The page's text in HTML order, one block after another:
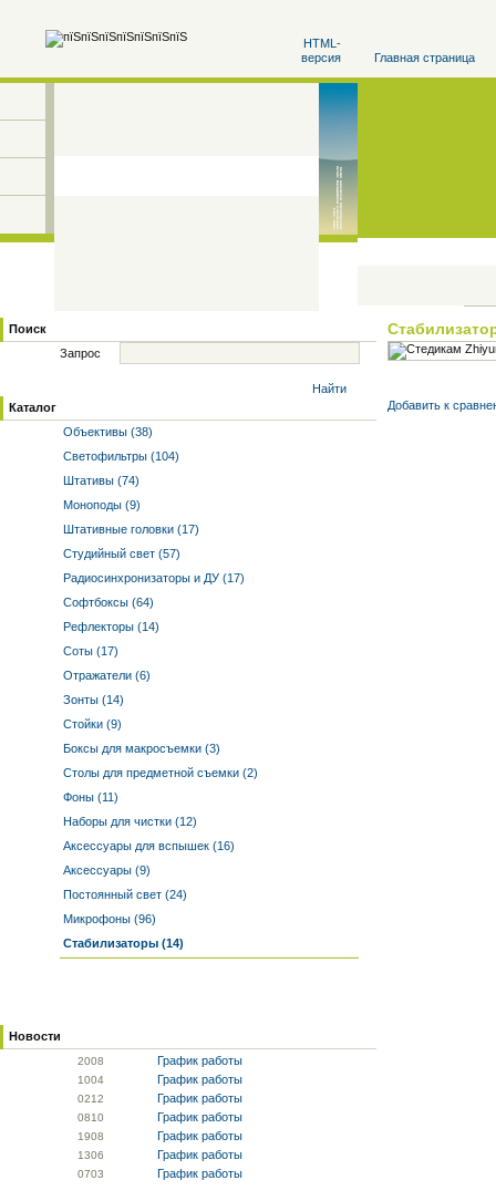
HTML-
версия
Главная страница
Поиск
Запрос
Найти
Каталог
Объективы (38)
Светофильтры (104)
Штативы (74)
Моноподы (9)
Штативные головки (17)
Студийный свет (57)
Радиосинхронизаторы и ДУ (17)
Софтбоксы (64)
Рефлекторы (14)
Соты (17)
Отражатели (6)
Зонты (14)
Стойки (9)
Боксы для макросъемки (3)
Столы для предметной съемки (2)
Фоны (11)
Наборы для чистки (12)
Аксессуары для вспышек (16)
Аксессуары (9)
Постоянный свет (24)
Микрофоны (96)
Стабилизаторы (14)
Новости
2008 График работы
1004 График работы
0212 График работы
0810 График работы
1908 График работы
1306 График работы
0703 График работы
Добавить к